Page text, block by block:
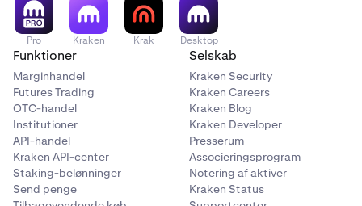
Pro Kraken Krak Desktop
Funktioner
Marginhandel
Futures Trading
OTC-handel
Institutioner
API-handel
Kraken API-center
Staking-belønninger
Send penge
Selskab
Kraken Security
Kraken Careers
Kraken Blog
Kraken Developer
Presserum
Associeringsprogram
Notering af aktiver
Kraken Status